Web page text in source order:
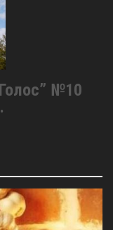
№10